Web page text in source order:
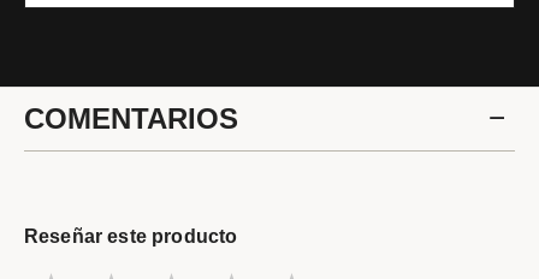
COMENTARIOS
Reseñar este producto